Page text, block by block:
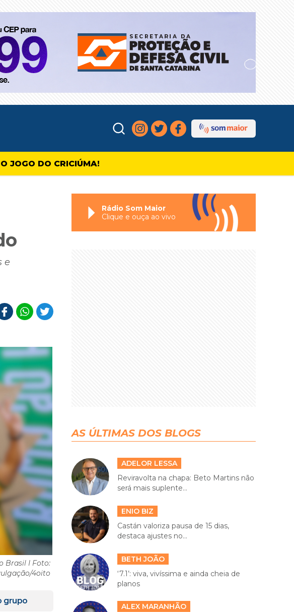
JOGO DO CRICIÚMA!
e
Brasil I Foto:
4oito
grupo
Rádio Som Maior
Clique e ouça ao vivo
AS ÚLTIMAS DOS BLOGS
ADELOR LESSA
Reviravolta na chapa: Beto Martins não
será mais suplente...
ENIO BIZ
Castán valoriza pausa de 15 dias,
destaca ajustes no...
BETH JOÃO
‘7.1’: viva, vivíssima e ainda cheia de
planos
ALEX MARANHÃO